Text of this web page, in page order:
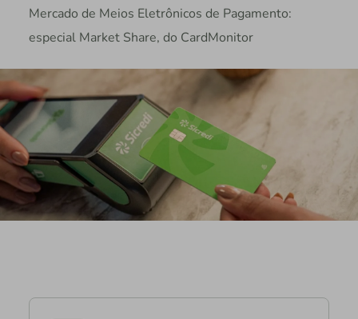
Mercado de Meios Eletrônicos de Pagamento:
especial Market Share, do CardMonitor